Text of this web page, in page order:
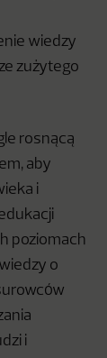
wiedzy
zużytego
rosnącą
aby
i
poziomach
o
i